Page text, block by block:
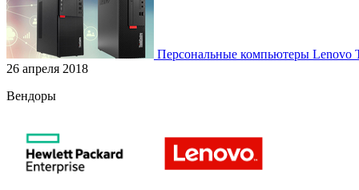
Персональные компьютеры Lenovo
26 апреля 2018
Вендоры